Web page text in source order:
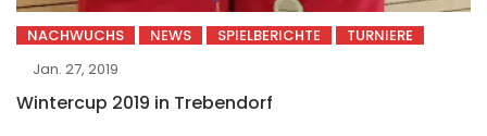
NACHWUCHS NEWS SPIELBERICHTE
TURNIERE
Jan. 27, 2019
Wintercup 2019 in Trebendorf